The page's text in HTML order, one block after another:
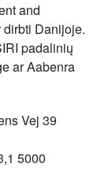
and
dirbti Danijoje.
padalinių
ar Aabenra
Vej 39
5000